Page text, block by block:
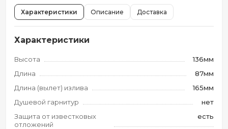
Характеристики Описание Доставка
Характеристики
Высота
136мм
Длина
87мм
Длина (вылет) излива
165мм
Душевой гарнитур
нет
Защита от известковых
отложений
есть